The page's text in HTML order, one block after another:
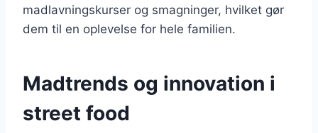
madlavningskurser og smagninger, hvilket gør
dem til en oplevelse for hele familien.
Madtrends og innovation i
street food